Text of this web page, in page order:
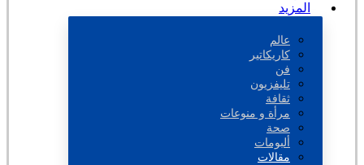
المزيد
عالم
كاريكاتير
فن
تليفزيون
ثقافة
مرأة و منوعات
صحة
ألبومات
مقالات